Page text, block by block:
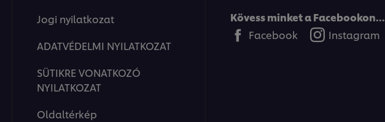
Jogi nyilatkozat
ADATVÉDELMI NYILATKOZAT
SÜTIKRE VONATKOZÓ
NYILATKOZAT
Oldaltérkép
Kövess minket a Facebookon...
Facebook
Instagram